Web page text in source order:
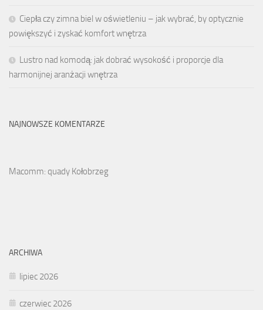
Ciepła czy zimna biel w oświetleniu – jak wybrać, by optycznie
powiększyć i zyskać komfort wnętrza
Lustro nad komodą: jak dobrać wysokość i proporcje dla
harmonijnej aranżacji wnętrza
NAJNOWSZE KOMENTARZE
Macomm: quady Kołobrzeg
ARCHIWA
lipiec 2026
czerwiec 2026